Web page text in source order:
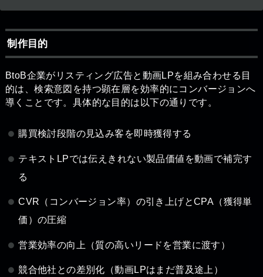
制作目的
BtoB企業がリスティング広告と動画LPを組み合わせる目
的は、検索意図を持つ顕在層を効率的にコンバージョンへ
導くことです。具体的な目的は以下の通りです。
購買検討段階の見込み客を即時獲得する
テキストLPでは伝えきれない製品価値を動画で補完す
る
CVR（コンバージョン率）の引き上げとCPA（獲得単
価）の圧縮
営業効率の向上（質の高いリードを営業に渡す）
競合他社との差別化（動画LPはまだ普及途上）